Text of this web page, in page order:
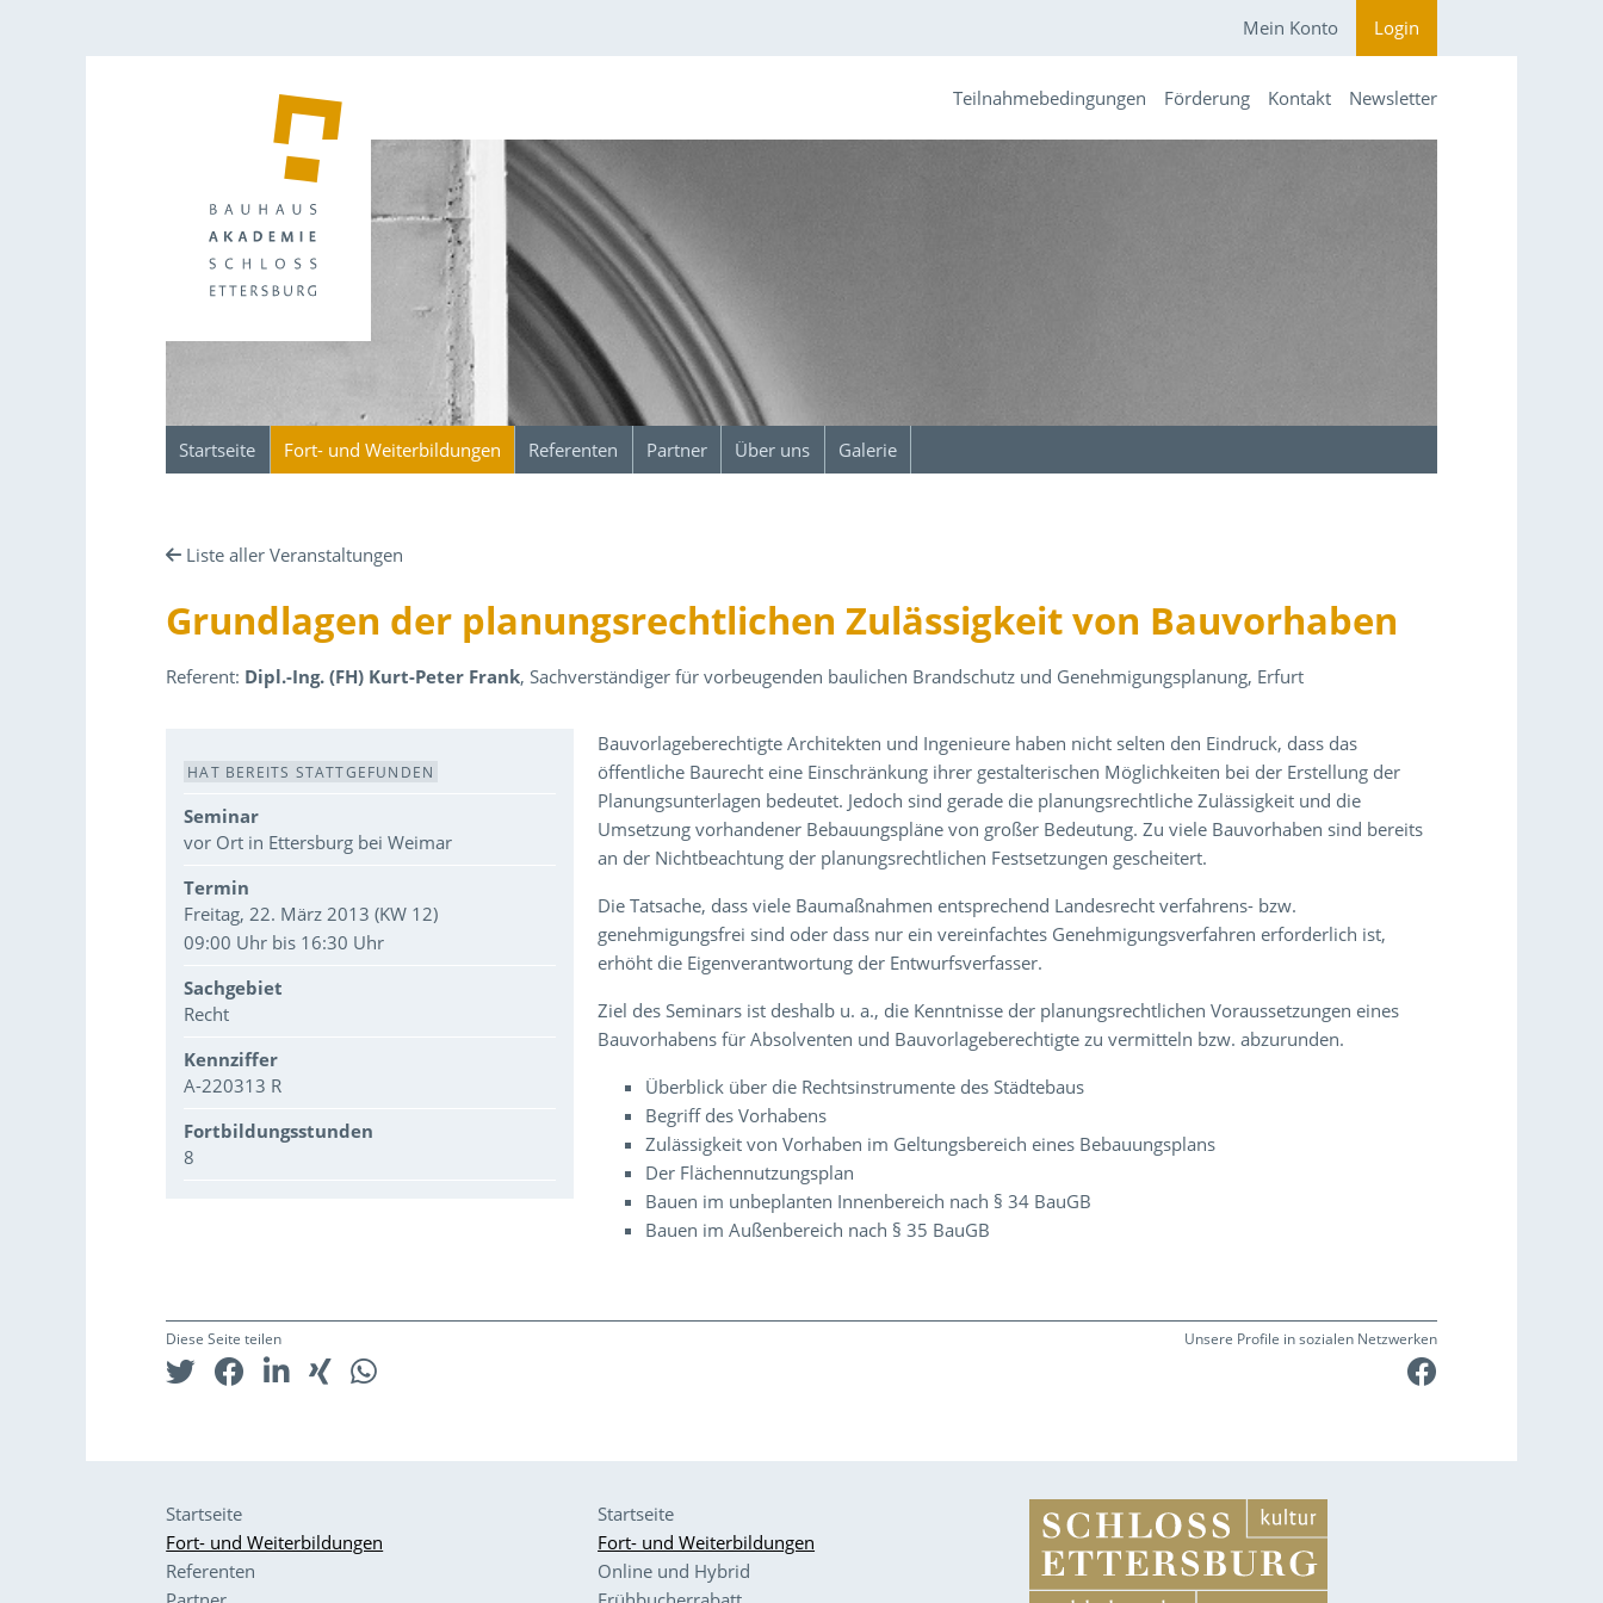
Mein Konto Login
Startseite Fort- und Weiterbildungen Referenten Partner Über uns Galerie
Teilnahmebedingungen Förderung Kontakt Newsletter
Liste aller Veranstaltungen
Grundlagen der planungsrechtlichen Zulässigkeit von Bauvorhaben
Referent: Dipl.-Ing. (FH) Kurt-Peter Frank, Sachverständiger für vorbeugenden baulichen Brandschutz und Genehmigungsplanung, Erfurt
Veranstaltungsdaten
HAT BEREITS STATTGEFUNDEN
Seminar
vor Ort in Ettersburg bei Weimar
Termin
Freitag, 22. März 2013 (KW 12)
09:00 Uhr bis 16:30 Uhr
Sachgebiet
Recht
Kennziffer
A-220313 R
Fortbildungsstunden
8
Über den Inhalt der Veranstaltung
Bauvorlageberechtigte Architekten und Ingenieure haben nicht selten den Eindruck, dass das
öffentliche Baurecht eine Einschränkung ihrer gestalterischen Möglichkeiten bei der Erstellung der
Planungsunterlagen bedeutet. Jedoch sind gerade die planungsrechtliche Zulässigkeit und die
Umsetzung vorhandener Bebauungspläne von großer Bedeutung. Zu viele Bauvorhaben sind bereits
an der Nichtbeachtung der planungsrechtlichen Festsetzungen gescheitert.
Die Tatsache, dass viele Baumaßnahmen entsprechend Landesrecht verfahrens- bzw.
genehmigungsfrei sind oder dass nur ein vereinfachtes Genehmigungsverfahren erforderlich ist,
erhöht die Eigenverantwortung der Entwurfsverfasser.
Ziel des Seminars ist deshalb u. a., die Kenntnisse der planungsrechtlichen Voraussetzungen eines
Bauvorhabens für Absolventen und Bauvorlageberechtigte zu vermitteln bzw. abzurunden.
Überblick über die Rechtsinstrumente des Städtebaus
Begriff des Vorhabens
Zulässigkeit von Vorhaben im Geltungsbereich eines Bebauungsplans
Der Flächennutzungsplan
Bauen im unbeplanten Innenbereich nach § 34 BauGB
Bauen im Außenbereich nach § 35 BauGB
Diese Seite teilen Unsere Profile in sozialen Netzwerken
Startseite
Fort- und Weiterbildungen
Referenten
Startseite
Fort- und Weiterbildungen
Online und Hybrid